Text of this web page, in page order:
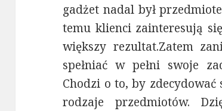
gadżet nadal był
temu klienci zainteresują
większy rezultat.Zatem
spełniać w pełni swoje
Chodzi o to, by
rodzaje przedmiotów.